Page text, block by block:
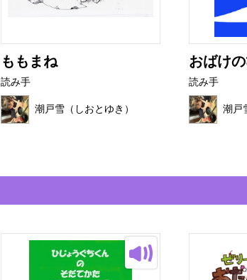
ももまね
読み手
潮戸雪（しおとゆき）
おばけ
読み手
潮戸